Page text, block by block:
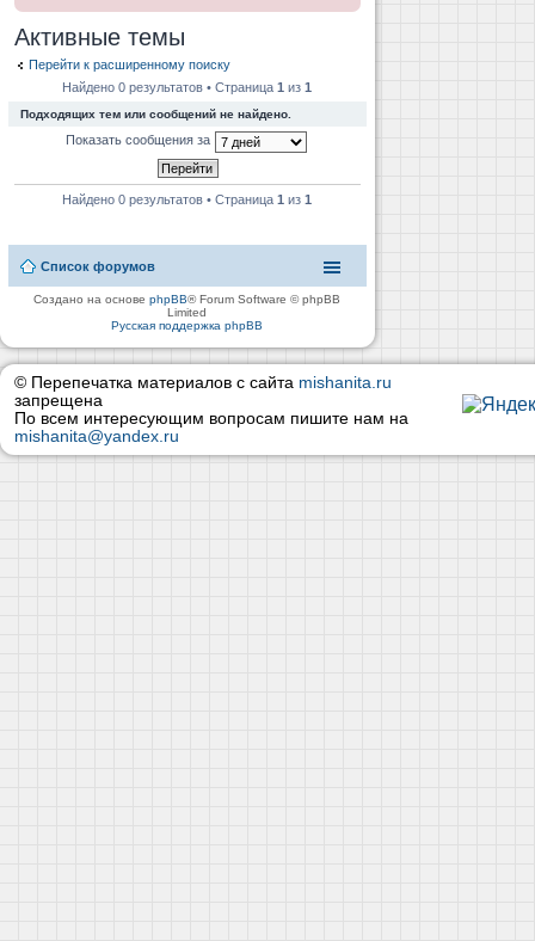
Активные темы
Перейти к расширенному поиску
Найдено 0 результатов • Страница1 из1
Подходящих тем или сообщений не найдено.
Показать сообщения за
Найдено 0 результатов • Страница1 из1
Список форумов
Создано на основеphpBB® Forum Software © phpBB
Limited
Русская поддержка phpBB
© Перепечатка материалов с сайта mishanita.ru
запрещена
По всем интересующим вопросам пишите нам на
mishanita@yandex.ru